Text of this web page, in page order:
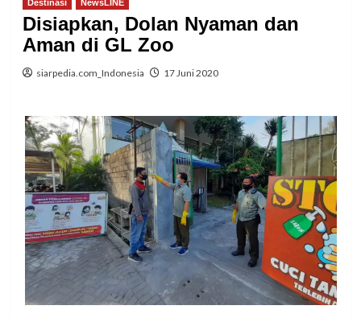
Destinasi NewsLINE
Disiapkan, Dolan Nyaman dan
Aman di GL Zoo
siarpedia.com_Indonesia 17 Juni 2020